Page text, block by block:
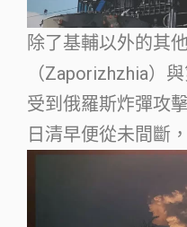
除了基輔以外的其
（Zaporizhzhia）
受到俄羅斯炸彈攻
日清早便從未間斷